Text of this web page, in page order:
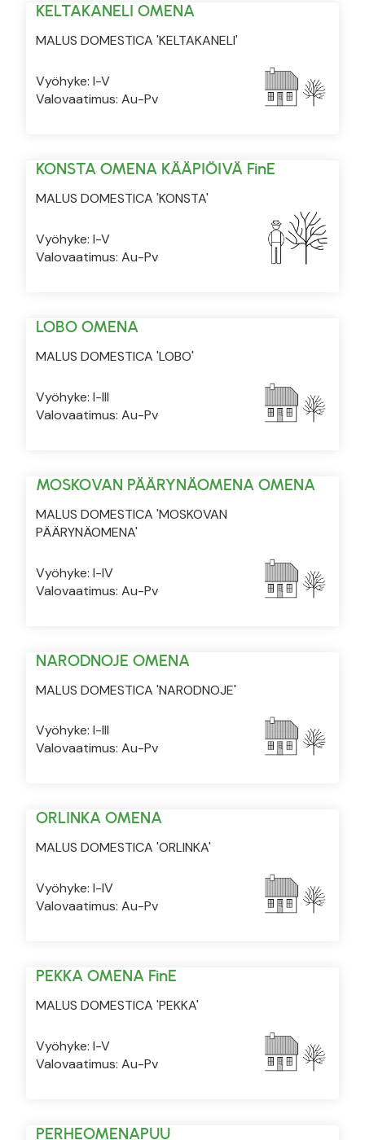
KELTAKANELI OMENA
MALUS DOMESTICA 'KELTAKANELI'
Vyöhyke: I-V
Valovaatimus: Au-Pv
KONSTA OMENA KÄÄPIÖIVÄ FinE
MALUS DOMESTICA 'KONSTA'
Vyöhyke: I-V
Valovaatimus: Au-Pv
LOBO OMENA
MALUS DOMESTICA 'LOBO'
Vyöhyke: I-III
Valovaatimus: Au-Pv
MOSKOVAN PÄÄRYNÄOMENA OMENA
MALUS DOMESTICA 'MOSKOVAN
PÄÄRYNÄOMENA'
Vyöhyke: I-IV
Valovaatimus: Au-Pv
NARODNOJE OMENA
MALUS DOMESTICA 'NARODNOJE'
Vyöhyke: I-III
Valovaatimus: Au-Pv
ORLINKA OMENA
MALUS DOMESTICA 'ORLINKA'
Vyöhyke: I-IV
Valovaatimus: Au-Pv
PEKKA OMENA FinE
MALUS DOMESTICA 'PEKKA'
Vyöhyke: I-V
Valovaatimus: Au-Pv
PERHEOMENAPUU